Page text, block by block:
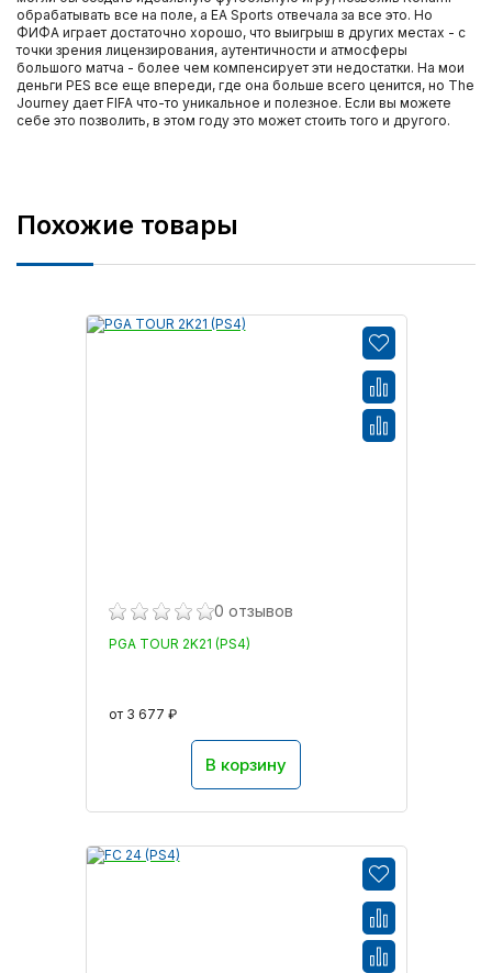
обрабатывать все на поле, а EA Sports отвечала за все это. Но
ФИФА играет достаточно хорошо, что выигрыш в других местах - с
точки зрения лицензирования, аутентичности и атмосферы
большого матча - более чем компенсирует эти недостатки. На мои
деньги PES все еще впереди, где она больше всего ценится, но The
Journey дает FIFA что-то уникальное и полезное. Если вы можете
себе это позволить, в этом году это может стоить того и другого.
Похожие товары
0 отзывов
PGA TOUR 2K21 (PS4)
от 3 677 ₽
В корзину